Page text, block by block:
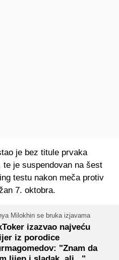
je bez titule prvaka
je suspendovan na šest
testu nakon meča protiv
7. oktobra.
Milokhin se bruka izjavama
izazvao najveću
iz porodice
"Znam da